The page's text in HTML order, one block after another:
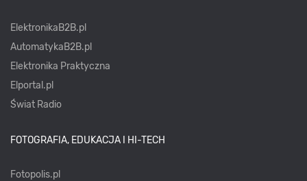
ElektronikaB2B.pl
AutomatykaB2B.pl
Elektronika Praktyczna
Elportal.pl
Świat Radio
FOTOGRAFIA, EDUKACJA I HI-TECH
Fotopolis.pl